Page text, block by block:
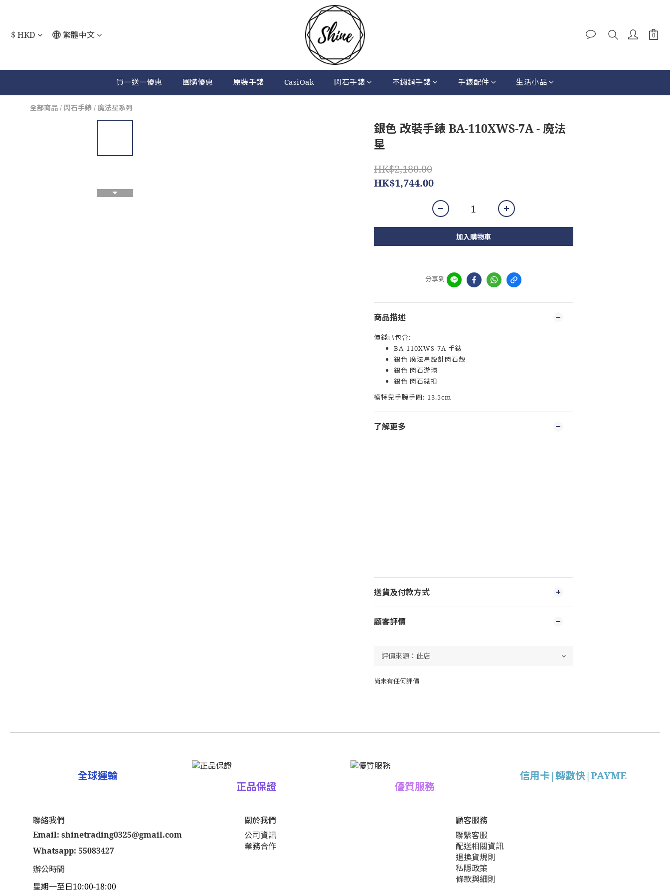
$ HKD 繁體中文
買一送一優惠 團購優惠 原裝手錶 CasiOak 閃石手錶 不鏽鋼手錶 手錶配件 生活小品
全部商品 / 閃石手錶 / 魔法星系列
銀色 改裝手錶 BA-110XWS-7A - 魔法
星
HK$2,180.00
HK$1,744.00
加入購物車
分享到
商品描述
價錢已包含:
BA-110XWS-7A 手錶
銀色 魔法星設計閃石殼
銀色 閃石游環
銀色 閃石錶扣
模特兒手腕手圍: 13.5cm
了解更多
送貨及付款方式
顧客評價
尚未有任何評價
全球運輸
正品保證
優質服務
信用卡|轉數快|PAYME
聯絡我們
Email: shinetrading0325@gmail.com
Whatsapp: 55083427
辦公時間
星期一至日10:00-18:00
關於我們
公司資訊
業務合作
顧客服務
聯繫客服
配送相關資訊
退換貨規則
私隱政策
條款與細則